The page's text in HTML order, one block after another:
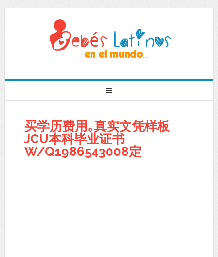
买学历费用｡真实文凭样板
JCU本科毕业证书
W/Q1986543008定